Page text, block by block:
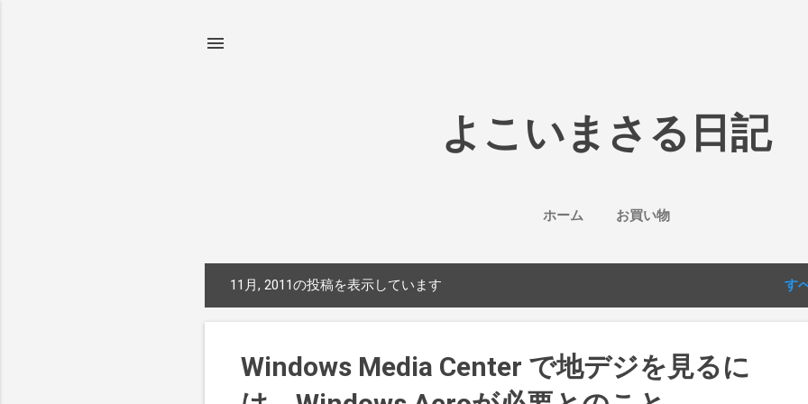
よこいまさる日記
ホーム お買い物
稿
11月, 2011の投稿を表示しています す
Windows Media Center で地デジを見るに